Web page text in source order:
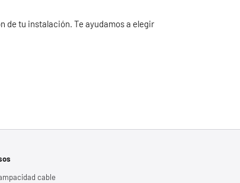
de tu instalación. Te ayudamos a elegir
cable